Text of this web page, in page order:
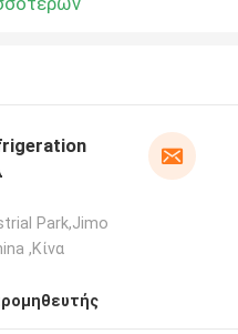
Park,Jimo
,Κίνα